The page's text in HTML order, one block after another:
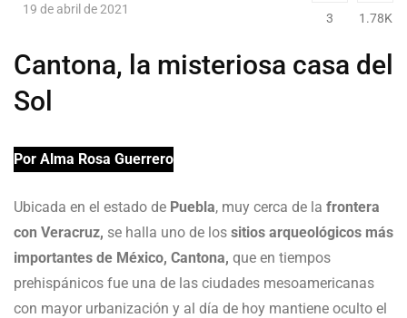
19 de abril de 2021
3 1.78K
Cantona, la misteriosa casa del
Sol
Por Alma Rosa Guerrero
Ubicada en el estado de Puebla, muy cerca de la frontera
con Veracruz, se halla uno de los sitios arqueológicos más
importantes de México, Cantona, que en tiempos
prehispánicos fue una de las ciudades mesoamericanas
con mayor urbanización y al día de hoy mantiene oculto el